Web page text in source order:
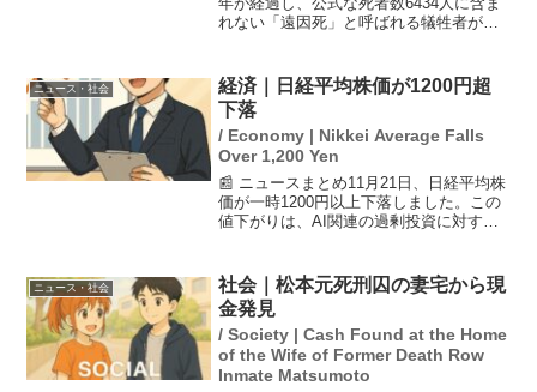
れない「遠因死」と呼ばれる犠牲者が存
や、その遺族が抱える深い悲しみが取材
を通じて明らかに...
ニュース・社会
経済｜日経平均株価が1200円超
下落
/ Economy | Nikkei Average Falls
Over 1,200 Yen
📰 ニュースまとめ11月21日、日経平均株
価が一時1200円以上下落しました。この
値下がりは、AI関連の過剰投資に対する
を与えており、特に半導体関連株が売ら
れました。市...
ニュース・社会
社会｜松本元死刑囚の妻宅から現
金発見
/ Society | Cash Found at the Home
of the Wife of Former Death Row
Inmate Matsumoto